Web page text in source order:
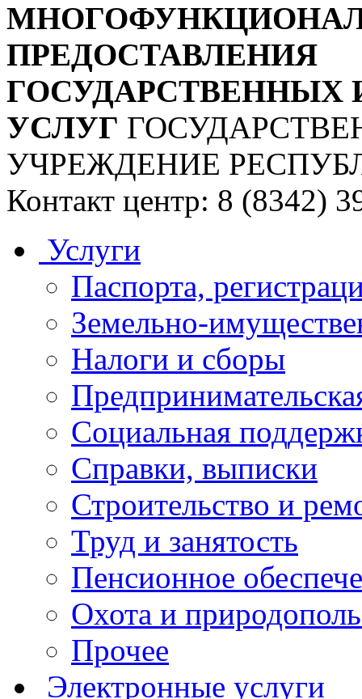
ПРЕДОСТАВЛЕНИЯ
УСЛУГ
УЧРЕЖДЕНИЕ
Контакт центр: 8 (8342)
Услуги
Паспорта,
Земельно-
Налоги и сборы
Социальная
Справки, выписки
Строительство и
Труд и занятость
Пенсионное
Охота и
Прочее
Электронные услуги